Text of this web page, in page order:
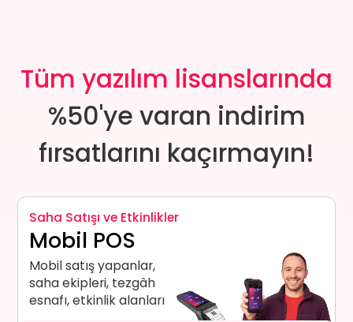
Tüm yazılım lisanslarında
%50'ye varan indirim
fırsatlarını kaçırmayın!
Saha Satışı ve Etkinlikler
Mobil POS
Mobil satış yapanlar,
saha ekipleri, tezgâh
esnafı, etkinlik alanları